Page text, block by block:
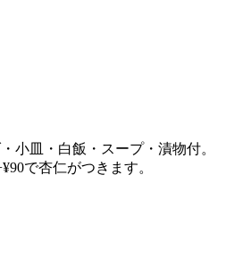
小皿・白飯・スープ・漬物付。
で杏仁がつきます。